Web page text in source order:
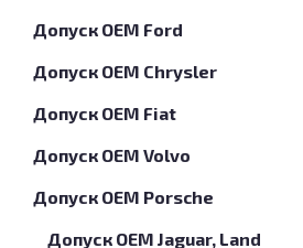
Допуск OEM Ford
Допуск OEM Chrysler
Допуск OEM Fiat
Допуск OEM Volvo
Допуск OEM Porsche
Допуск OEM Jaguar, Land